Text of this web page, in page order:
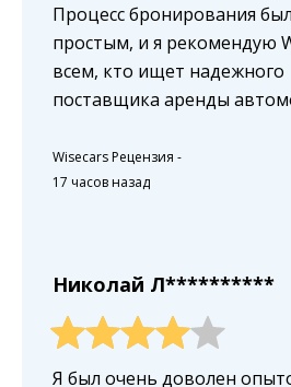
Процесс бронирования был
простым, и я рекомендую
всем, кто ищет надежного
поставщика аренды
Wisecars Рецензия -
17 часов назад
Николай Л**********
Я был очень доволен